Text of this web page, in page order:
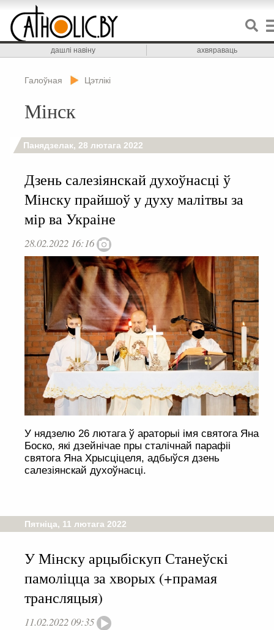
дашлі навіну ахвяраваць
Галоўная Цэтлікі
Мінск
Панядзелак, 28 лютага 2022
Дзень салезіянскай духоўнасці ў
Мінску прайшоў у духу малітвы за
мір ва Украіне
28.02.2022 16:16
У нядзелю 26 лютага ў араторыі імя святога Яна
Боско, які дзейнічае пры сталічнай парафіі
святога Яна Хрысціцеля, адбыўся дзень
салезіянскай духоўнасці.
Пятніца, 11 лютага 2022
У Мінску арцыбіскуп Станеўскі
памоліцца за хворых (+прамая
трансляцыя)
11.02.2022 09:35